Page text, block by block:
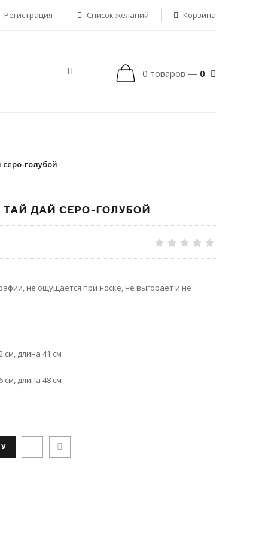
Регистрация Список желаний Корзина
0 товаров — 0
голубой
ДАЙ СЕРО-ГОЛУБОЙ
не ощущается при носке, не выгорает и не
см, длина 41 см
см, длина 48 см